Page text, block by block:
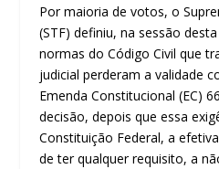
Por maioria de votos, o
(STF) definiu, na sessão
normas do Código Civil que
judicial perderam a validade
Emenda Constitucional (EC)
decisão, depois que essa
Constituição Federal, a
de ter qualquer requisito, a